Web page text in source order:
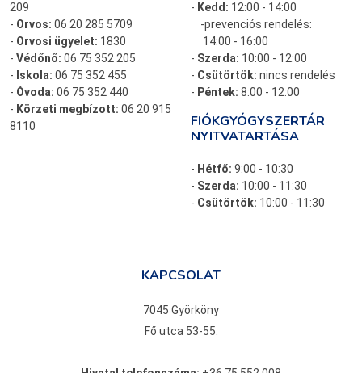
209
- Orvos: 06 20 285 5709
- Orvosi ügyelet: 1830
- Védőnő: 06 75 352 205
- Iskola: 06 75 352 455
- Óvoda: 06 75 352 440
- Körzeti megbízott: 06 20 915
8110
- Kedd: 12:00 - 14:00
-prevenciós rendelés:
14:00 - 16:00
- Szerda: 10:00 - 12:00
- Csütörtök: nincs rendelés
- Péntek: 8:00 - 12:00
FIÓKGYÓGYSZERTÁR
NYITVATARTÁSA
- Hétfő: 9:00 - 10:30
- Szerda: 10:00 - 11:30
- Csütörtök: 10:00 - 11:30
KAPCSOLAT
7045 Györköny
Fő utca 53-55.